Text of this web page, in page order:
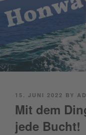
POSTED
ON
15. JUNI 2022 BY
Mit dem
jede Bucht!